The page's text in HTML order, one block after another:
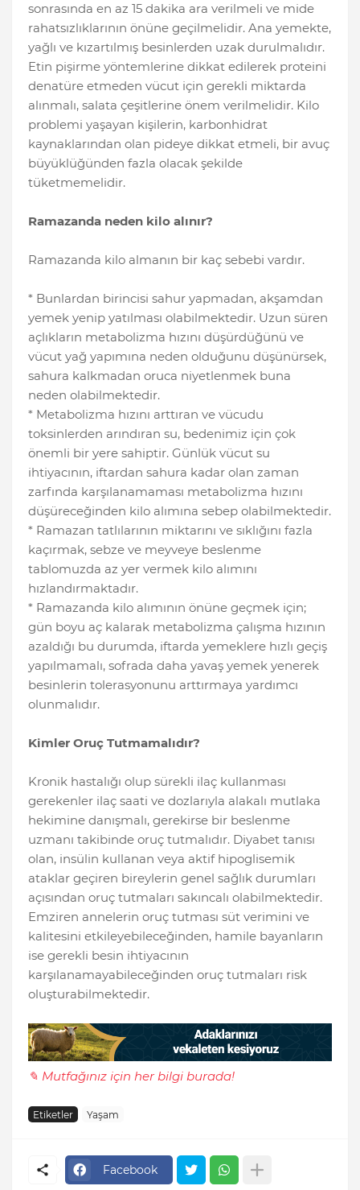
sonrasında en az 15 dakika ara verilmeli ve mide
rahatsızlıklarının önüne geçilmelidir. Ana yemekte,
yağlı ve kızartılmış besinlerden uzak durulmalıdır.
Etin pişirme yöntemlerine dikkat edilerek proteini
denatüre etmeden vücut için gerekli miktarda
alınmalı, salata çeşitlerine önem verilmelidir. Kilo
problemi yaşayan kişilerin, karbonhidrat
kaynaklarından olan pideye dikkat etmeli, bir avuç
büyüklüğünden fazla olacak şekilde
tüketmemelidir.
Ramazanda neden kilo alınır?
Ramazanda kilo almanın bir kaç sebebi vardır.
* Bunlardan birincisi sahur yapmadan, akşamdan
yemek yenip yatılması olabilmektedir. Uzun süren
açlıkların metabolizma hızını düşürdüğünü ve
vücut yağ yapımına neden olduğunu düşünürsek,
sahura kalkmadan oruca niyetlenmek buna
neden olabilmektedir.
* Metabolizma hızını arttıran ve vücudu
toksinlerden arındıran su, bedenimiz için çok
önemli bir yere sahiptir. Günlük vücut su
ihtiyacının, iftardan sahura kadar olan zaman
zarfında karşılanamaması metabolizma hızını
düşüreceğinden kilo alımına sebep olabilmektedir.
* Ramazan tatlılarının miktarını ve sıklığını fazla
kaçırmak, sebze ve meyveye beslenme
tablomuzda az yer vermek kilo alımını
hızlandırmaktadır.
* Ramazanda kilo alımının önüne geçmek için;
gün boyu aç kalarak metabolizma çalışma hızının
azaldığı bu durumda, iftarda yemeklere hızlı geçiş
yapılmamalı, sofrada daha yavaş yemek yenerek
besinlerin tolerasyonunu arttırmaya yardımcı
olunmalıdır.
Kimler Oruç Tutmamalıdır?
Kronik hastalığı olup sürekli ilaç kullanması
gerekenler ilaç saati ve dozlarıyla alakalı mutlaka
hekimine danışmalı, gerekirse bir beslenme
uzmanı takibinde oruç tutmalıdır. Diyabet tanısı
olan, insülin kullanan veya aktif hipoglisemik
ataklar geçiren bireylerin genel sağlık durumları
açısından oruç tutmaları sakıncalı olabilmektedir.
Emziren annelerin oruç tutması süt verimini ve
kalitesini etkileyebileceğinden, hamile bayanların
ise gerekli besin ihtiyacının
karşılanamayabileceğinden oruç tutmaları risk
oluşturabilmektedir.
✎ Mutfağınız için her bilgi burada!
Etiketler Yaşam
Facebook